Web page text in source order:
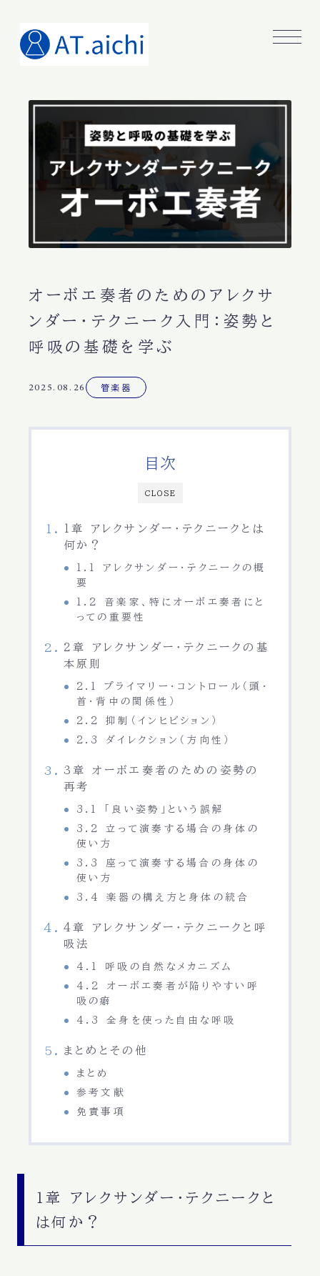
オーボエ奏者のためのアレクサ
ンダー・テクニーク入門：姿勢と
呼吸の基礎を学ぶ
2025.08.26 管楽器
CLOSE
目次
1章 アレクサンダー・テクニークとは
何か？
1.1 アレクサンダー・テクニークの概
要
1.2 音楽家、特にオーボエ奏者にと
っての重要性
2章 アレクサンダー・テクニークの基
本原則
2.1 プライマリー・コントロール（頭・
首・背中の関係性）
2.2 抑制（インヒビション）
2.3 ダイレクション（方向性）
3章 オーボエ奏者のための姿勢の
再考
3.1 「良い姿勢」という誤解
3.2 立って演奏する場合の身体の
使い方
3.3 座って演奏する場合の身体の
使い方
3.4 楽器の構え方と身体の統合
4章 アレクサンダー・テクニークと呼
吸法
4.1 呼吸の自然なメカニズム
4.2 オーボエ奏者が陥りやすい呼
吸の癖
4.3 全身を使った自由な呼吸
まとめとその他
まとめ
参考文献
免責事項
1章 アレクサンダー・テクニークと
は何か？